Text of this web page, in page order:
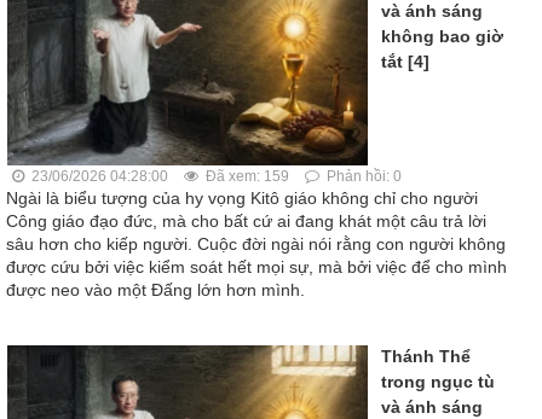
và ánh sáng
không bao giờ
tắt [4]
23/06/2026 04:28:00 Đã xem: 159 Phản hồi: 0
Ngài là biểu tượng của hy vọng Kitô giáo không chỉ cho người
Công giáo đạo đức, mà cho bất cứ ai đang khát một câu trả lời
sâu hơn cho kiếp người. Cuộc đời ngài nói rằng con người không
được cứu bởi việc kiểm soát hết mọi sự, mà bởi việc để cho mình
được neo vào một Đấng lớn hơn mình.
Thánh Thể
trong ngục tù
và ánh sáng